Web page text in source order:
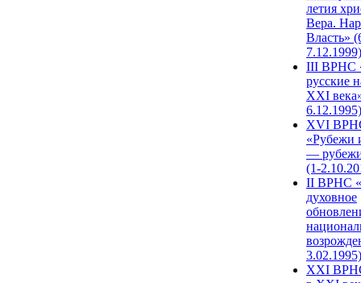
летия
Вера.
Власть»
7.12.1999)
III ВРНС
русские
XXI
6.12.1995)
XVI
«Рубежи
—
(1-
II ВРНС
духовное
3.02.1995)
XХI